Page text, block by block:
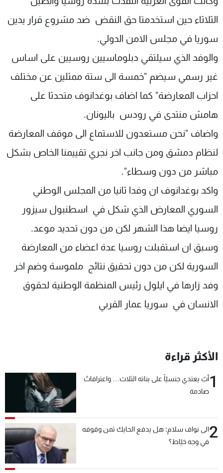
الثلاثاء حين استخدمتا حق النقض ضد مشروع قرار يدين
سوريا في مجلس الامن الدولي.
والوفد الذي سيلتقي دبلوماسيين روسيين على اساس
غير رسمي سيضم "خمسة الى ستة ممثلين عن مختلف
احزاب المعارضة" كما اضاف بوغدانوف متحدثا على
هامش منتدى في رودس باليونان.
واضاف "نحن مستعدون للاستماع الى موقف المعارضة
لنظام دمشق ومن جانب اخر نجري تقييمنا الخاص بشكل
مباشر من دون وسطاء".
واكد بوغدانوف ان وفدا ثانيا من المجلس الوطني
السوري المعارض الذي شكل في اسطنبول سيزور
روسيا ايضا هذا الشهر لكن من دون تحديد موعد.
وسبق ان استقبلت روسيا عدة اعضاء من المعارضة
السورية لكن من دون تحقيق نتائج ملموسة وضم اخر
وفد زارها في ايلول رئيس المنظمة الوطنية لحقوق
الانسان في سوريا عمار القربي
الأكثر قراءة
1أبٌ يعتدي جنسيّاً على بناته الثلاث… واعترافاتٌ
صادمة
2الى نواف سلام: هل يدفع الحايك ثمن وقوفه
في وجه خيّاط؟